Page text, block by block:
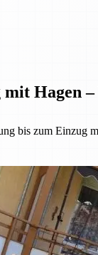
Hagen
bis zum Einzug